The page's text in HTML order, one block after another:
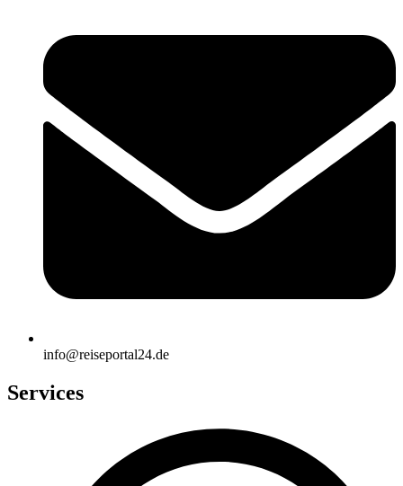
info@reiseportal24.de
Services